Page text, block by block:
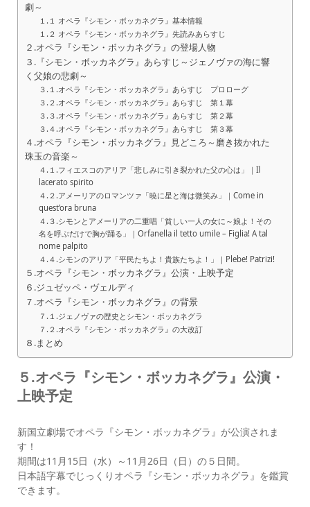
劇～
１.１ オペラ『シモン・ボッカネグラ』基本情報
１.２ オペラ『シモン・ボッカネグラ』先読みあらすじ
２.オペラ『シモン・ボッカネグラ』の登場人物
３.『シモン・ボッカネグラ』あらすじ～ジェノヴァの海に響
く父娘の悲劇～
３.１.オペラ『シモン・ボッカネグラ』あらすじ プロローグ
３.２.オペラ『シモン・ボッカネグラ』あらすじ 第１幕
３.３.オペラ『シモン・ボッカネグラ』あらすじ 第２幕
３.４.オペラ『シモン・ボッカネグラ』あらすじ 第３幕
４.オペラ『シモン・ボッカネグラ』見どころ～磨き抜かれた
珠玉の音楽～
４.１.フィエスコのアリア「悲しみに引き裂かれた父の心は」｜Il
lacerato spirito
４.２.アメーリアのロマンツァ「暁に星と海は微笑み」｜Come in
quest’ora bruna
４.３.シモンとアメーリアの二重唱「貧しい一人の女に～娘よ！その
名を呼ぶだけで胸が踊る」｜Orfanella il tetto umile – Figlia! A tal
nome palpito
４.４.シモンのアリア「平民たちよ！貴族たちよ！」｜Plebe! Patrizi!
５.オペラ『シモン・ボッカネグラ』公演・上映予定
６.ジュゼッペ・ヴェルディ
７.オペラ『シモン・ボッカネグラ』の背景
７.１.ジェノヴァの歴史とシモン・ボッカネグラ
７.２.オペラ『シモン・ボッカネグラ』の大改訂
８.まとめ
５.オペラ『シモン・ボッカネグラ』公演・
上映予定
新国立劇場でオペラ『シモン・ボッカネグラ』が公演されま
す！
期間は11月15日（水）～11月26日（日）の５日間。
日本語字幕でじっくりオペラ『シモン・ボッカネグラ』を鑑賞
できます。